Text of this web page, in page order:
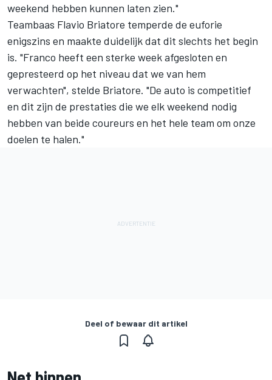
weekend hebben kunnen laten zien."
Teambaas Flavio Briatore temperde de euforie
enigszins en maakte duidelijk dat dit slechts het begin
is. "Franco heeft een sterke week afgesloten en
gepresteerd op het niveau dat we van hem
verwachten", stelde Briatore. "De auto is competitief
en dit zijn de prestaties die we elk weekend nodig
hebben van beide coureurs en het hele team om onze
doelen te halen."
Deel of bewaar dit artikel